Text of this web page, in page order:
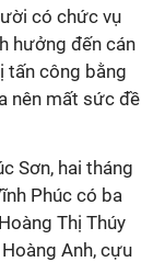
có chức vụ
hưởng đến cán
tấn công bằng
nên mất sức đề
Sơn, hai tháng
Phúc có ba
Thị Thúy
Anh, cựu